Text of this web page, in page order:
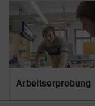
Arbeitserprobung